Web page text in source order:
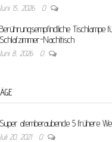
Juni 15, 2026 0
Berührungsempfindliche Tischlampe
Schlafzimmer-Nachttisch
Juni 8, 2026 0
Super atemberaubende 5 frühere
Juli 20, 2021 0